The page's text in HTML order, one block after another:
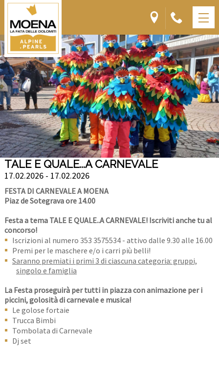
TALE E QUALE...A CARNEVALE
17.02.2026 - 17.02.2026
FESTA DI CARNEVALE A MOENA
Piaz de Sotegrava ore 14.00
Festa a tema TALE E QUALE..A CARNEVALE! Iscriviti anche tu al
concorso!
Iscrizioni al numero 353 3575534 - attivo dalle 9.30 alle 16.00
Premi per le maschere e/o i carri più belli!
Saranno premiati i primi 3 di ciascuna categoria: gruppi,
singolo e famiglia
La Festa proseguirà per tutti in piazza con animazione per i
piccini, golosità di carnevale e musica!
Le golose fortaie
Trucca Bimbi
Tombolata di Carnevale
Dj set